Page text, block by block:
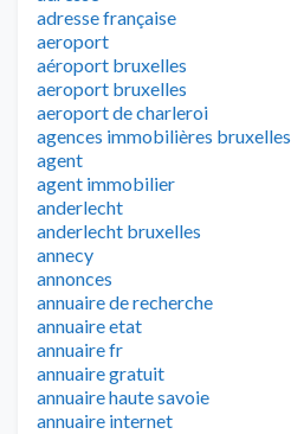
adresse française
aeroport
aéroport bruxelles
aeroport bruxelles
aeroport de charleroi
agences immobilières bruxelles
agent
agent immobilier
anderlecht
anderlecht bruxelles
annecy
annonces
annuaire de recherche
annuaire etat
annuaire fr
annuaire gratuit
annuaire haute savoie
annuaire internet